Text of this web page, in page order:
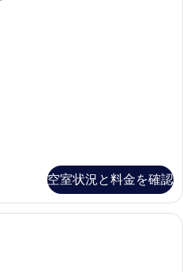
空室状況と料金を確認
セーフティボックス (室内)、デスク